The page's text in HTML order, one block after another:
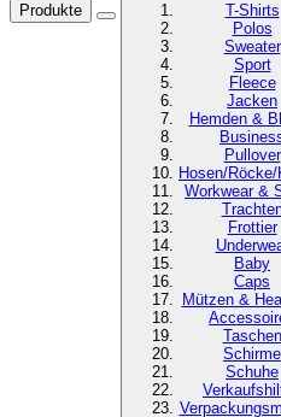
Produkte
T-Shirts
Polos
Sweater
Sport
Fleece
Jacken
Hemden &
Pullover
Hosen/
Workwear &
Frottier
Baby
Caps
Mützen &
Taschen
Schirme
Schuhe